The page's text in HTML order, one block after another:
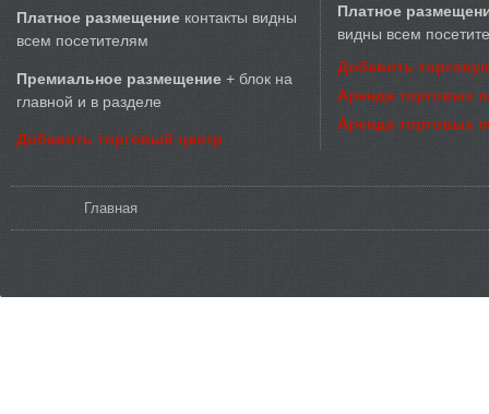
Платное размещение контакты видны
всем посетителям
Премиальное размещение + блок на
главной и в разделе
Добавить торговый центр
Платное
видны всем
Добавить
Аренда торговых
Аренда торговых
Главная